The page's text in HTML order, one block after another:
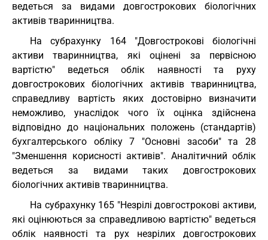
ведеться за видами довгострокових біологічних
активів тваринництва.
На субрахунку 164 "Довгострокові біологічні
активи тваринництва, які оцінені за первісною
вартістю" ведеться облік наявності та руху
довгострокових біологічних активів тваринництва,
справедливу вартість яких достовірно визначити
неможливо, унаслідок чого їх оцінка здійснена
відповідно до національних положень (стандартів)
бухгалтерського обліку 7 "Основні засоби" та 28
"Зменшення корисності активів". Аналітичний облік
ведеться за видами таких довгострокових
біологічних активів тваринництва.
На субрахунку 165 "Незрілі довгострокові активи,
які оцінюються за справедливою вартістю" ведеться
облік наявності та рух незрілих довгострокових